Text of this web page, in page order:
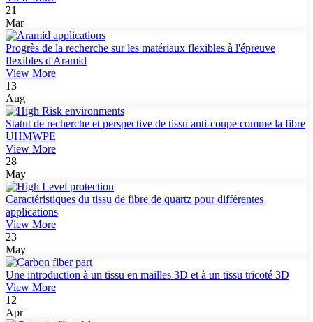
21
Mar
Progrès de la recherche sur les matériaux flexibles à l'épreuve
flexibles d'Aramid
View More
13
Aug
Statut de recherche et perspective de tissu anti-coupe comme la fibre
UHMWPE
View More
28
May
Caractéristiques du tissu de fibre de quartz pour différentes
applications
View More
23
May
Une introduction à un tissu en mailles 3D et à un tissu tricoté 3D
View More
12
Apr